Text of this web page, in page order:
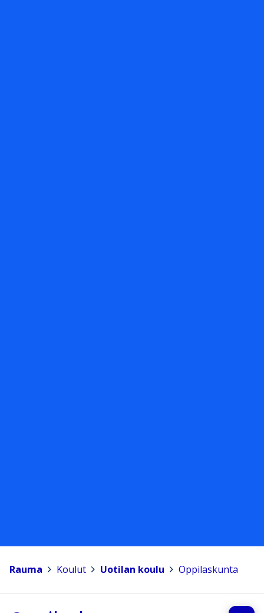
Rauma Koulut Uotilan koulu Oppilaskunta